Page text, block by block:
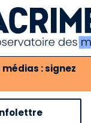
: signez
critique des